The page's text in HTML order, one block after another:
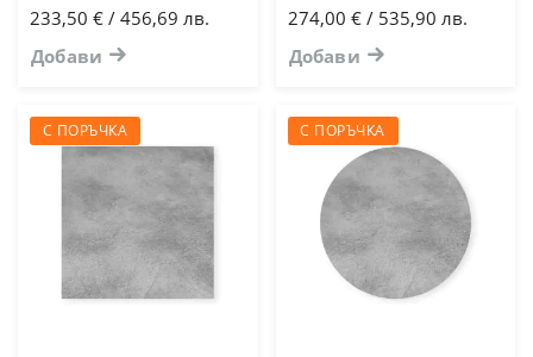
233,50 € / 456,69 лв.
Добави
274,00 € / 535,90 лв.
Добави
С ПОРЪЧКА С ПОРЪЧКА